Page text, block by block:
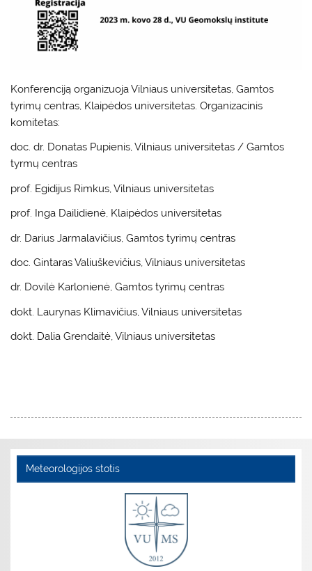
Konferenciją organizuoja Vilniaus universitetas, Gamtos
tyrimų centras, Klaipėdos universitetas. Organizacinis
komitetas:
doc. dr. Donatas Pupienis, Vilniaus universitetas / Gamtos
tyrmų centras
prof. Egidijus Rimkus, Vilniaus universitetas
prof. Inga Dailidienė, Klaipėdos universitetas
dr. Darius Jarmalavičius, Gamtos tyrimų centras
doc. Gintaras Valiuškevičius, Vilniaus universitetas
dr. Dovilė Karlonienė, Gamtos tyrimų centras
dokt. Laurynas Klimavičius, Vilniaus universitetas
dokt. Dalia Grendaitė, Vilniaus universitetas
Meteorologijos stotis